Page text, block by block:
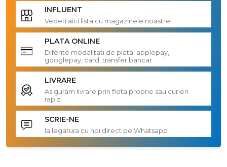
INFLUENT
Vedeti aici lista cu magazinele noastre
PLATA ONLINE
Diferite modalitati de plata: applepay,
googlepay, card, transfer bancar
LIVRARE
Asiguram livrare prin flota proprie sau curieri
rapizi
SCRIE-NE
Ia legatura cu noi direct pe Whatsapp